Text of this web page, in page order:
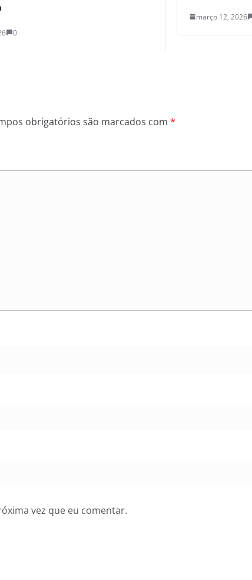
obrigatórios são marcados com *
vez que eu comentar.